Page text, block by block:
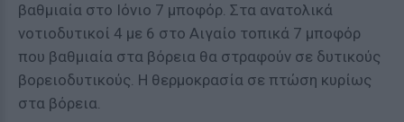
βαθμιαία στο Ιόνιο 7 μποφόρ. Στα ανατολικά
νοτιοδυτικοί 4 με 6 στο Αιγαίο τοπικά 7 μποφόρ
που βαθμιαία στα βόρεια θα στραφούν σε δυτικούς
βορειοδυτικούς. Η θερμοκρασία σε πτώση κυρίως
στα βόρεια.